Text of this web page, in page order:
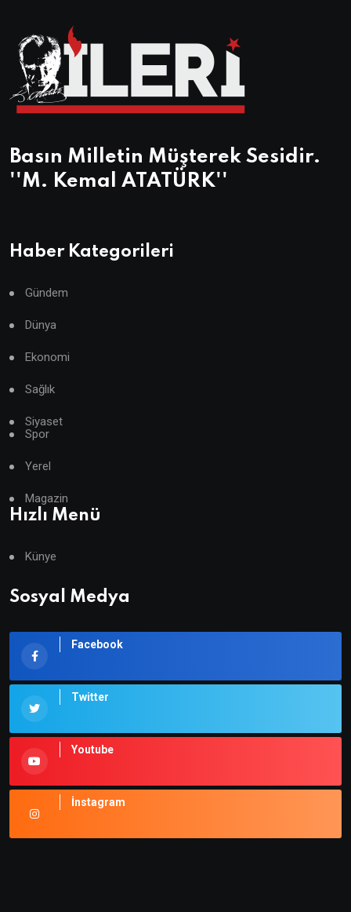
Basın Milletin Müşterek Sesidir.
''M. Kemal ATATÜRK''
Haber Kategorileri
Gündem
Dünya
Ekonomi
Sağlık
Siyaset
Spor
Yerel
Magazin
Hızlı Menü
Künye
Sosyal Medya
Facebook
Twitter
Youtube
İnstagram